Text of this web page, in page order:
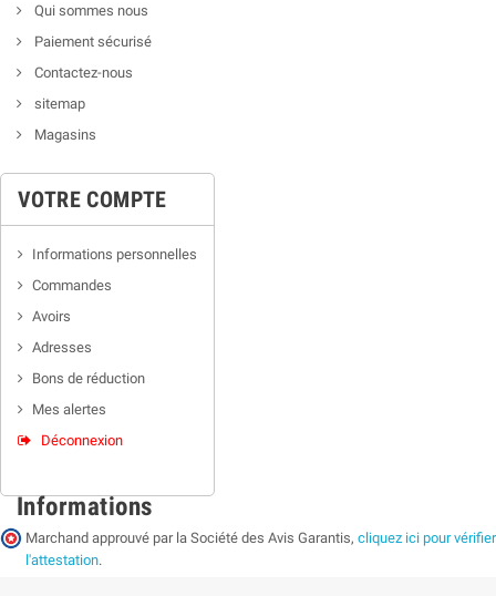
Qui sommes nous
Paiement sécurisé
Contactez-nous
sitemap
Magasins
VOTRE COMPTE
Informations personnelles
Commandes
Avoirs
Adresses
Bons de réduction
Mes alertes
Déconnexion
Informations
Marchand approuvé par la Société des Avis Garantis, cliquez ici pour vérifier
l'attestation.